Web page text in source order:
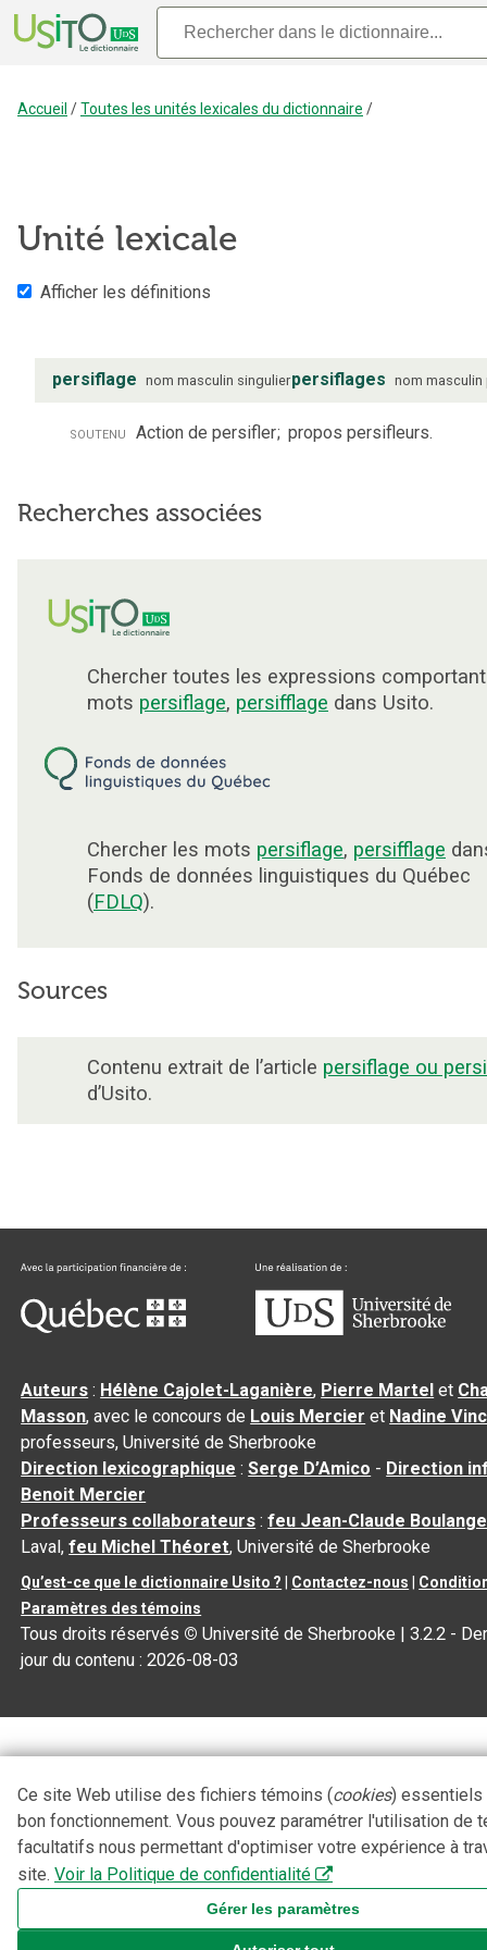
Accueil /Toutes les unités lexicales du dictionnaire /
Unité lexicale
Afficher les définitions
persiflage nom masculin singulierpersiflages nom masculin
soutenu Action de persifler; propos persifleurs.
Recherches associées
Chercher toutes les expressions
mots persiflage, persifflage dans Usito.
Chercher les mots persiflage, persifflage
Fonds de données linguistiques du Québec
(FDLQ).
Sources
Contenu extrait de l’article persiflage ou
d’Usito.
Auteurs : Hélène Cajolet-Laganière, Pierre Martel et
Masson, avec le concours de Louis Mercier et Nadine
professeurs, Université de Sherbrooke
Direction lexicographique :Serge D’Amico - Direction
Benoit Mercier
Professeurs collaborateurs :feu Jean-Claude
Laval,feu Michel Théoret, Université de Sherbrooke
Qu’est-ce que le dictionnaire Usito ? Contactez-nous
Paramètres des témoins
Tous droits réservés © Université de Sherbrooke |3.2.2 -
jour du contenu :2026-08-03
Ce site Web utilise des fichiers témoins (cookies) essentiels
bon fonctionnement. Vous pouvez paramétrer l'utilisation de
facultatifs nous permettant d'optimiser votre expérience à
site. Voir la Politique de confidentialité
Gérer les paramètres